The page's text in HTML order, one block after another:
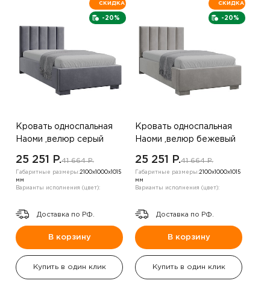
-20%
СКИДКА
Кровать односпальная
Наоми ,велюр серый
25 251 P.41 664 P.
Габаритные размеры:2100х1000х1015
мм
Варианты исполнения (цвет):
Доставка по РФ.
В корзину
Купить в один клик
-20%
СКИДКА
Кровать односпальная
Наоми ,велюр бежевый
25 251 P.41 664 P.
Габаритные размеры:2100х1000х1015
мм
Варианты исполнения (цвет):
Доставка по РФ.
В корзину
Купить в один клик